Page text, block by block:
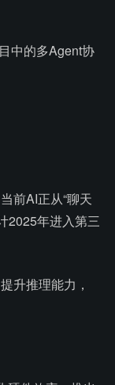
中的多Agent协
前AI正从“聊天
2025年进入第三
升推理能力，